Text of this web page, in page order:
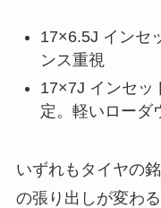
17×6.5J インセ
ンス重視
17×7J インセッ
定。軽いローダ
いずれもタイヤの
の張り出しが変わ